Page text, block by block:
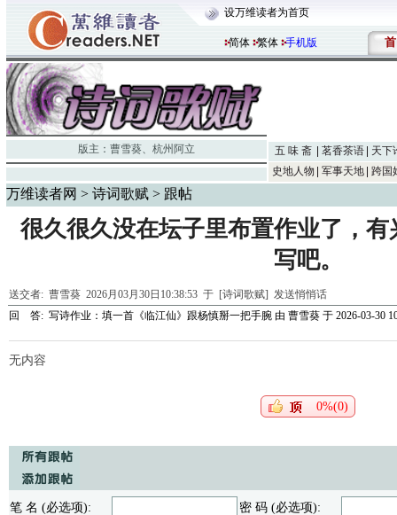
设万维读者为首页
简体 繁体 手机版 首
版主： 曹雪葵、 杭州阿立 五 味 斋 茗香茶语
天下
史地人物
军事天地 跨国
万维读者网 > 诗词歌赋 > 跟帖
很久很久没在坛子里布置作业了，
写吧。
送交者: 曹雪葵 2026月03月30日10:38:53 于 [诗词歌赋] 发送悄悄话
回 答: 写诗作业：填一首《临江仙》跟杨慎掰一把手腕 由 曹雪葵 于 2026-03-30
无内容
0%(0)
笔 名 (必选项):
密 码 (必选项):